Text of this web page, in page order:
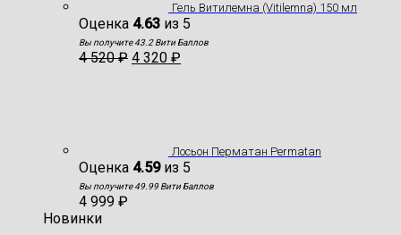
Гель Витилемна (Vitilemna) 150 мл
Оценка 4.63 из 5
Вы получите 43.2 Вити Баллов
4 520₽ 4 320 ₽
Лосьон Перматан Permatan
Оценка 4.59из 5
Вы получите 49.99 Вити Баллов
4 999 ₽
Новинки